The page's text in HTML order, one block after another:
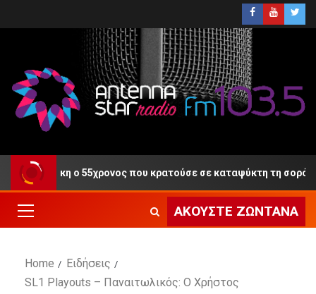
Δίκη ο 55χρονος που κρατούσε σε καταψύκτη τη σορό του
ΑΚΟΎΣΤΕ ΖΩΝΤΑΝΆ
Home
Ειδήσεις
SL1 Playouts – Παναιτωλικός: Ο Χρήστος